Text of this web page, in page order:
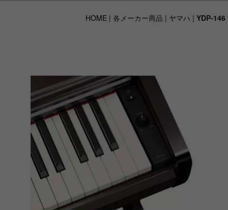
HOME | 各メーカー商品 | ヤマハ | YDP-146